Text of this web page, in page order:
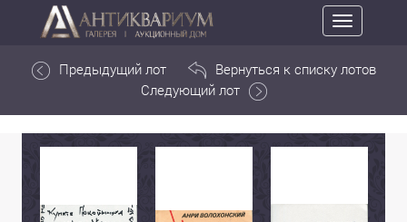
Toggle
navigation
Предыдущий лот
Вернуться к списку лотов
Следующий лот